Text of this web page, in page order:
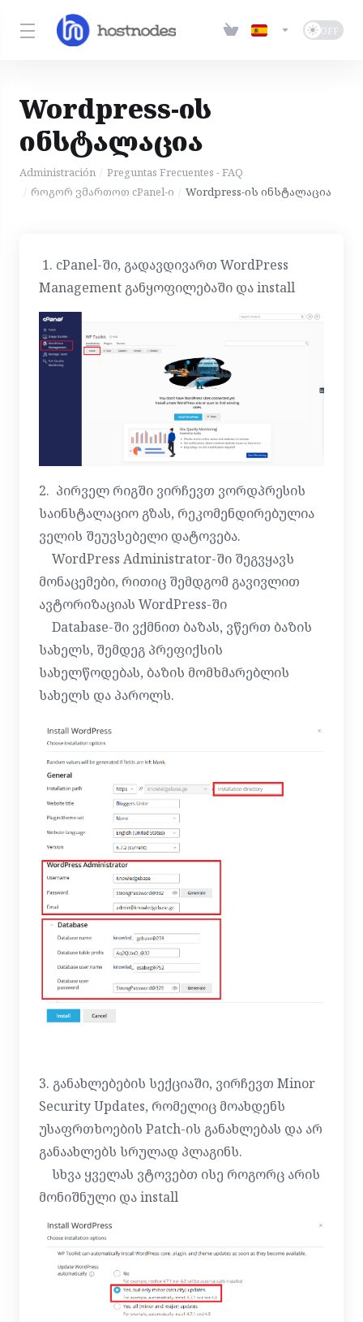
Wordpress-ის
ინსტალაცია
Administración
Preguntas Frecuentes - FAQ
როგორ ვმართოთ cPanel-ი
Wordpress-ის ინსტალაცია
1. cPanel-ში, გადავდივართ WordPress
Management განყოფილებაში და install
2. პირველ რიგში ვირჩევთ ვორდპრესის
საინსტალაციო გზას, რეკომენდირებულია
ველის შეუვსებელი დატოვება.
WordPress Administrator-ში შეგვყავს
მონაცემები, რითიც შემდგომ გავივლით
ავტორიზაციას WordPress-ში
Database-ში ვქმნით ბაზას, ვწერთ ბაზის
სახელს, შემდეგ პრეფიქსის
სახელწოდებას, ბაზის მომხმარებლის
სახელს და პაროლს.
3. განახლებების სექციაში, ვირჩევთ Minor
Security Updates, რომელიც მოახდენს
უსაფრთხოების Patch-ის განახლებას და არ
განაახლებს სრულად პლაგინს.
სხვა ყველას ვტოვებთ ისე როგორც არის
მონიშნული და install